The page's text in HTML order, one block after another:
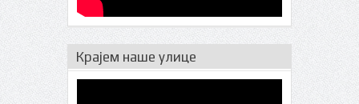
Крајем наше улице